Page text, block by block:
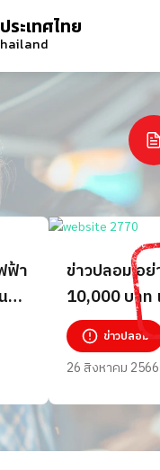
ะเทศไทย
ฟ้า
า
ข่าวปลอม อย่
10,000 บาท
ข่าวปลอม
26 สิงหาคม